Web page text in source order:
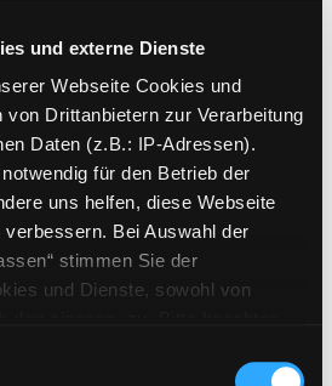
und externe Dienste
Webseite Cookies und
von Drittanbietern zur Verarbeitung
Daten (z.B.: IP-Adressen).
für den Betrieb der
uns helfen, diese Webseite
Bei Auswahl der
stimmen Sie der
und Dienste, sowohl von
eine Verarbeitung in
Details von Realitätsverlust
ergreifen und die
Bauer, JoachimSuche nach
2023 Verlag:München, Heyne
Details von Das Metaverse
Sachbuch
es alles revolutionieren
Ball, MatthewSuche nach